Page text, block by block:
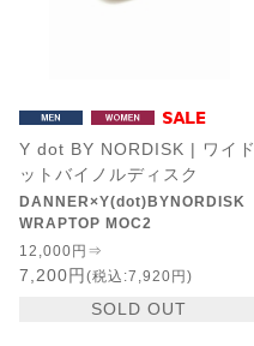
Y dot BY NORDISK | ワイド
ットバイノルディスク
DANNER×Y(dot)BYNORDISK
WRAPTOP MOC2
12,000円⇒
7,200円 (税込:7,920円)
SOLD OUT